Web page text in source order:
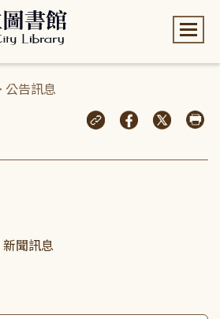
公告訊息
新聞訊息